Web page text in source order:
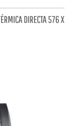
DIRECTA 576 X